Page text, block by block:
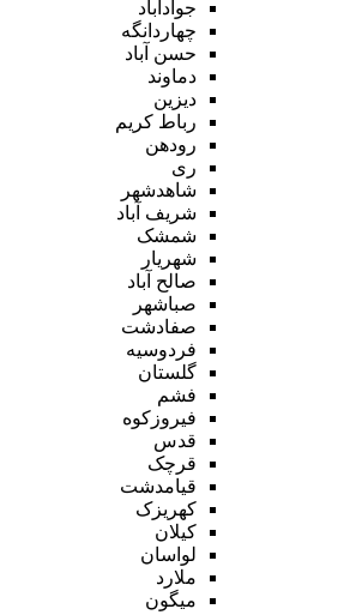
جوادآباد
چهاردانگه
حسن آباد
دماوند
دیزین
رباط کریم
رودهن
ری
شاهدشهر
شریف آباد
شمشک
شهریار
صالح آباد
صباشهر
صفادشت
فردوسیه
گلستان
فشم
فیروزکوه
قدس
قرچک
قیامدشت
کهریزک
کیلان
لواسان
ملارد
میگون